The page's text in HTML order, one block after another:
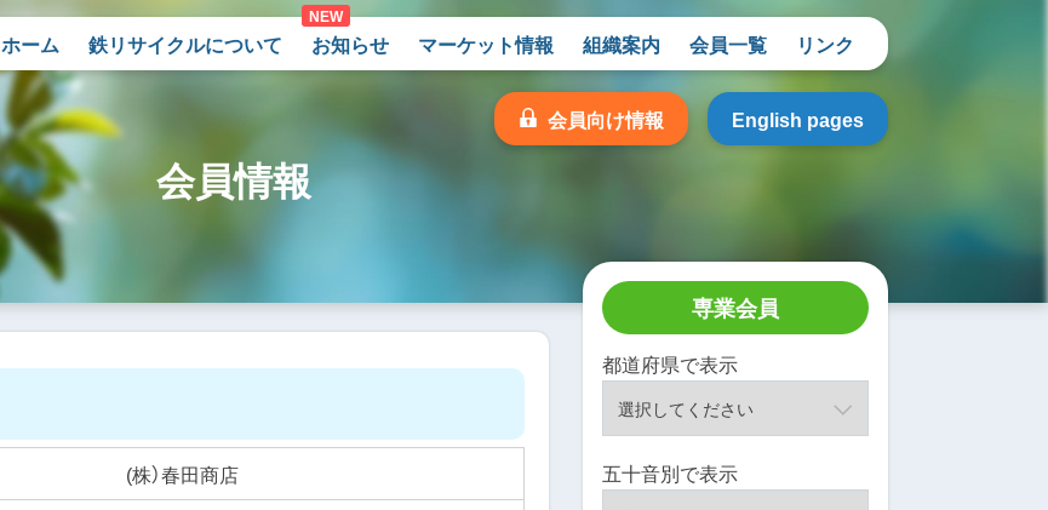
ホーム 鉄リサイクルについて お知らせ マーケット情報 組織案内 会員一覧 リンク
会員向け情報 English pages
会員情報
(株）春田商店
専業会員
都道府県で表示
五十音別で表示